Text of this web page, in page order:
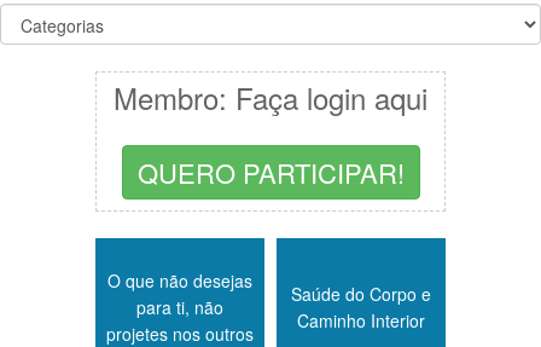
Membro: Faça login aqui
QUERO PARTICIPAR!
O que não desejas
para ti, não
projetes nos outros
Saúde do Corpo e
Caminho Interior